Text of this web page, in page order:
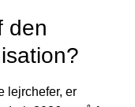
den
lejrchefer, er